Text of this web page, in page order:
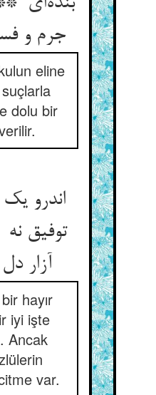
eline
dolu bir
اندرو
توفیق
hayır
iyi işte
Ancak
var.